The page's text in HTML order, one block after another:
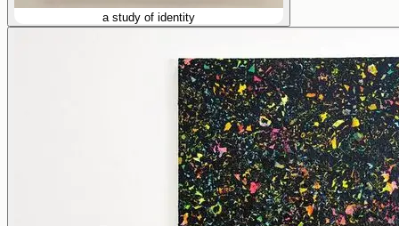
a study of identity